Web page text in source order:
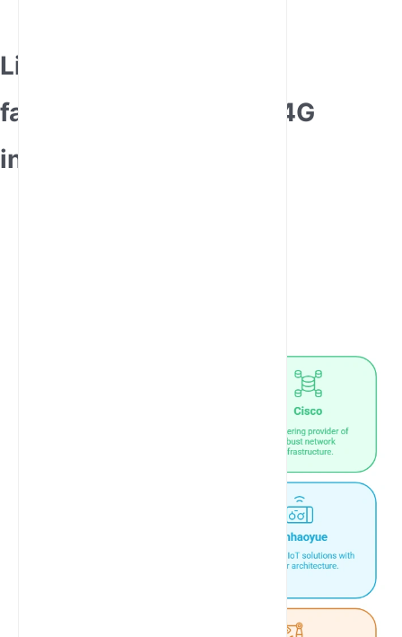
Lista de los principales
fabricantes de routers 4G
industriales del mund